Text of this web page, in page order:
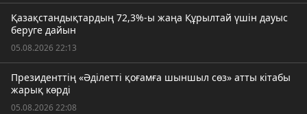
Қазақстандықтардың 72,3%-ы жаңа Құрылтай үшін дауыс
беруге дайын
05.08.2026 22:13
Президенттің «Әділетті қоғамға шыншыл сөз» атты кітабы
жарық көрді
05.08.2026 22:08